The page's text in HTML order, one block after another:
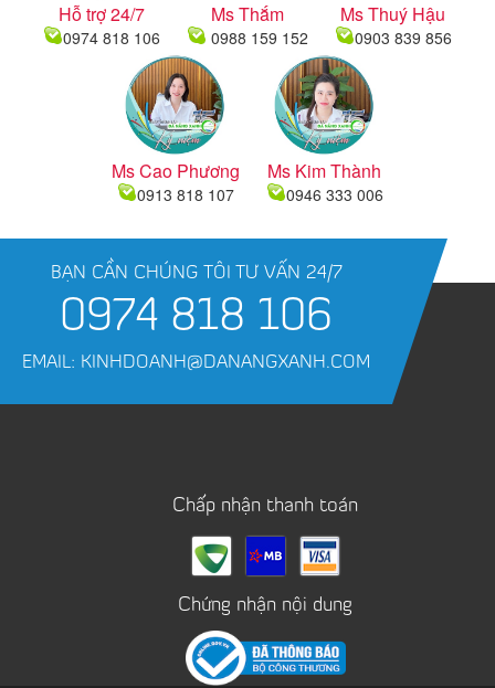
Hỗ trợ 24/7
0974 818 106
Ms Thắm
0988 159 152
Ms Thuý Hậu
0903 839 856
Ms Cao Phương
0913 818 107
Ms Kim Thành
0946 333 006
BẠN CẦN CHÚNG TÔI TƯ VẤN 24/7
0974 818 106
EMAIL: KINHDOANH@DANANGXANH.COM
Chấp nhận thanh toán
Chứng nhận nội dung